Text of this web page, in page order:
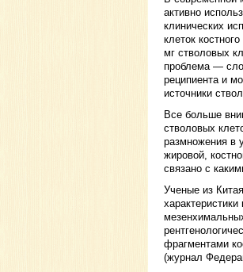
активно
клинических
клеток
мг стволовых
проблема —
реципиента и
источники
Все больше
стволовых
размножения в
жировой,
связано с
Ученые из
фрагментами
(журнал